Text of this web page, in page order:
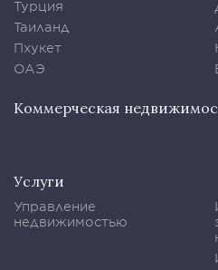
Турция
Таиланд
Пхукет
ОАЭ
Коммерческая
Услуги
Управление
недвижимостью